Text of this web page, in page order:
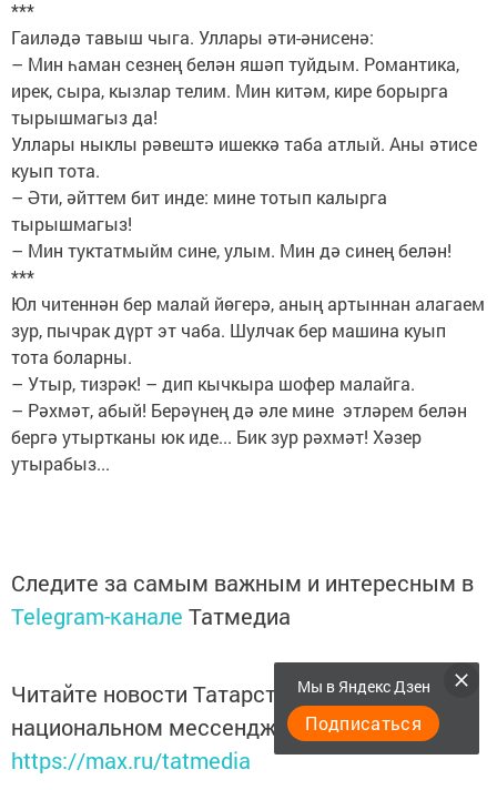
***
Гаиләдә тавыш чыга. Уллары әти-әнисенә:
– Мин һаман сезнең белән яшәп туйдым. Романтика,
ирек, сыра, кызлар телим. Мин китәм, кире борырга
тырышмагыз да!
Уллары ныклы рәвештә ишеккә таба атлый. Аны әтисе
куып тота.
– Әти, әйттем бит инде: мине тотып калырга
тырышмагыз!
– Мин туктатмыйм сине, улым. Мин дә синең белән!
***
Юл читеннән бер малай йөгерә, аның артыннан алагаем
зур, пычрак дүрт эт чаба. Шулчак бер машина куып
тота боларны.
– Утыр, тизрәк! – дип кычкыра шофер малайга.
– Рәхмәт, абый! Берәүнең дә әле мине этләрем белән
бергә утыртканы юк иде... Бик зур рәхмәт! Хәзер
утырабыз...
Следите за самым важным и интересным в
Telegram-канале Татмедиа
Читайте новости Татарстана в
национальном мессенджере MАХ:
https://max.ru/tatmedia
Мы в Яндекс Дзен
Подписаться